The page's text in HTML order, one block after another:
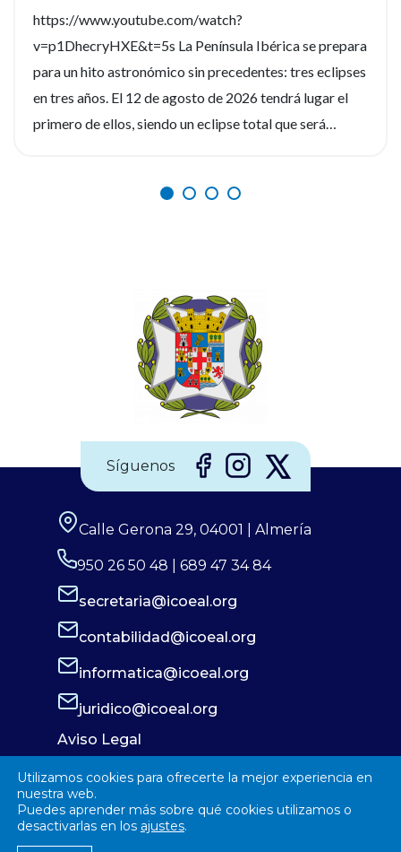
https://www.youtube.com/watch?
v=p1DhecryHXE&t=5s La Península Ibérica se prepara
para un hito astronómico sin precedentes: tres eclipses
en tres años. El 12 de agosto de 2026 tendrá lugar el
primero de ellos, siendo un eclipse total que será
estos eventos será fascinante, pero la seguridad visual
(CGE), junto a la Sociedad Española de Enfermería
Oftalmológica (SEEOF) y el Hospital Ramón y Cajal de
Madrid, han puesto en marcha diferentes materiales
Síguenos
Calle Gerona 29, 04001 | Almería
950 26 50 48 | 689 47 34 84
secretaria@icoeal.org
contabilidad@icoeal.org
informatica@icoeal.org
juridico@icoeal.org
Aviso Legal
Política de Cookies
Utilizamos cookies para ofrecerte la mejor experiencia en
nuestra web.
Puedes aprender más sobre qué cookies utilizamos o
desactivarlas en los ajustes.